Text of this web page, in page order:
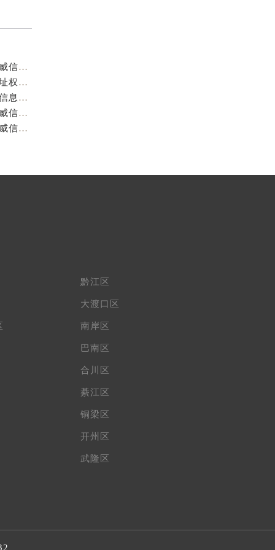
重庆阿玛尼官方售后服务中心｜服务热线及门店地址权威信息公示（2026年7月最新）
重庆阿玛尼官方售后服务中心｜服务热线与门店详细地址权威信息公示（2026年7月最新）
重庆阿玛尼官方售后服务中心｜全部网点地址电话权威信息公示（2026年7月最新）
重庆阿玛尼官方售后服务中心｜最新热线电话与地址权威信息公示（2026年7月最新）
重庆阿玛尼官方售后服务中心｜最新电话和维修地址权威信息公示（2026年7月最新）
黔江区
大渡口区
南岸区
巴南区
合川区
綦江区
铜梁区
开州区
武隆区